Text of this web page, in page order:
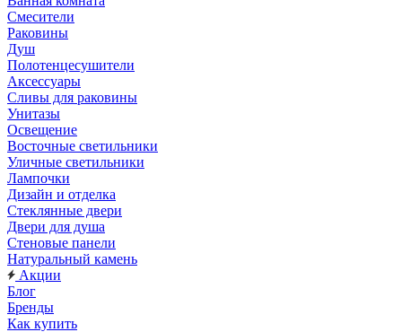
Смесители
Раковины
Душ
Полотенцесушители
Аксессуары
Сливы для раковины
Унитазы
Освещение
Восточные светильники
Уличные светильники
Лампочки
Дизайн и отделка
Стеклянные двери
Двери для душа
Стеновые панели
Натуральный камень
Акции
Блог
Бренды
Как купить